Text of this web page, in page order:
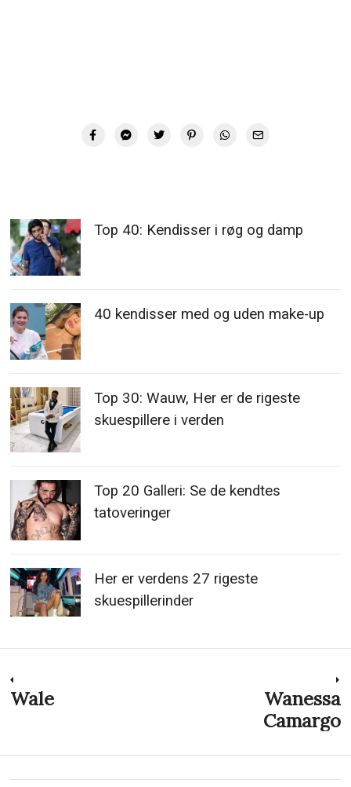
Top 40: Kendisser i røg og damp
40 kendisser med og uden make-up
Top 30: Wauw, Her er de rigeste
skuespillere i verden
Top 20 Galleri: Se de kendtes
tatoveringer
Her er verdens 27 rigeste
skuespillerinder
Indlægsnavigation
Previous
Wale
Wanessa
Camargo